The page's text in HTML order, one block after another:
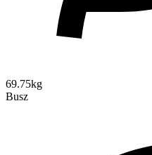
69.75kg
Busz